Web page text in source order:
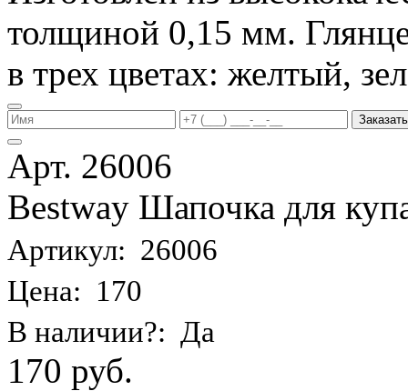
толщиной 0,15 мм.
в трех цветах: желтый,
Заказать
Арт. 26006
Bestway Шапочка для
Артикул: 26006
Цена: 170
В наличии?: Да
170 руб.